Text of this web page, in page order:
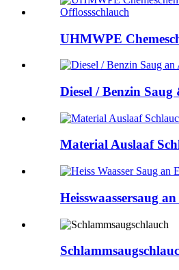
UHMWPE
Diesel / Benzin Saug
Material Auslaaf
Heisswaassersaug